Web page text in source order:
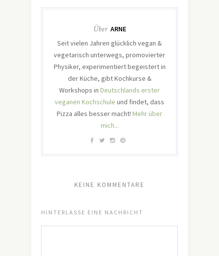
Über ARNE
Seit vielen Jahren glücklich vegan &
vegetarisch unterwegs, promovierter
Physiker, experimentiert begeistert in
der Küche, gibt Kochkurse &
Workshops in Deutschlands erster
veganen Kochschule und findet, dass
Pizza alles besser macht! Mehr über
mich...
KEINE KOMMENTARE
HINTERLASSE EINE NACHRICHT